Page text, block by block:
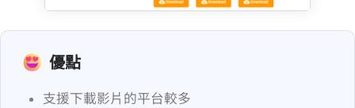
優點
支援下載影片的平台較多